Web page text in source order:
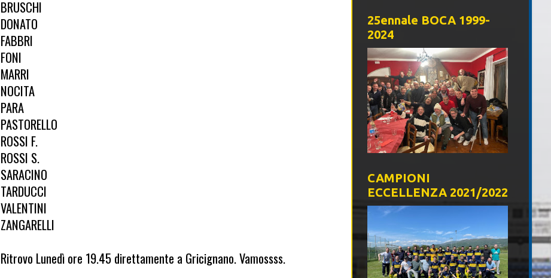
BRUSCHI
DONATO
FABBRI
FONI
MARRI
NOCITA
PARA
PASTORELLO
ROSSI F.
ROSSI S.
SARACINO
TARDUCCI
VALENTINI
ZANGARELLI
Ritrovo Lunedì ore 19.45 direttamente a Gricignano. Vamossss.
25ennale BOCA 1999-
2024
CAMPIONI
ECCELLENZA 2021/2022